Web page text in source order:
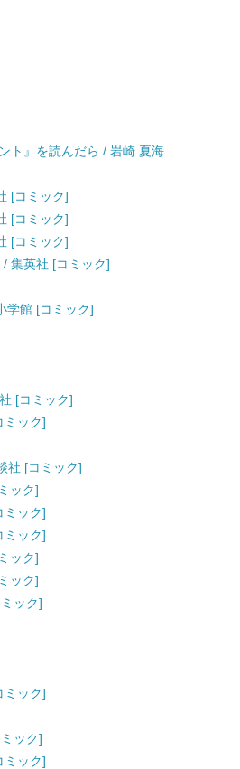
ト』を読んだら / 岩崎 夏海
[コミック]
[コミック]
[コミック]
集英社 [コミック]
学館 [コミック]
[コミック]
ミック]
社 [コミック]
ック]
ミック]
ミック]
ック]
ック]
ック]
ミック]
ック]
ミック]